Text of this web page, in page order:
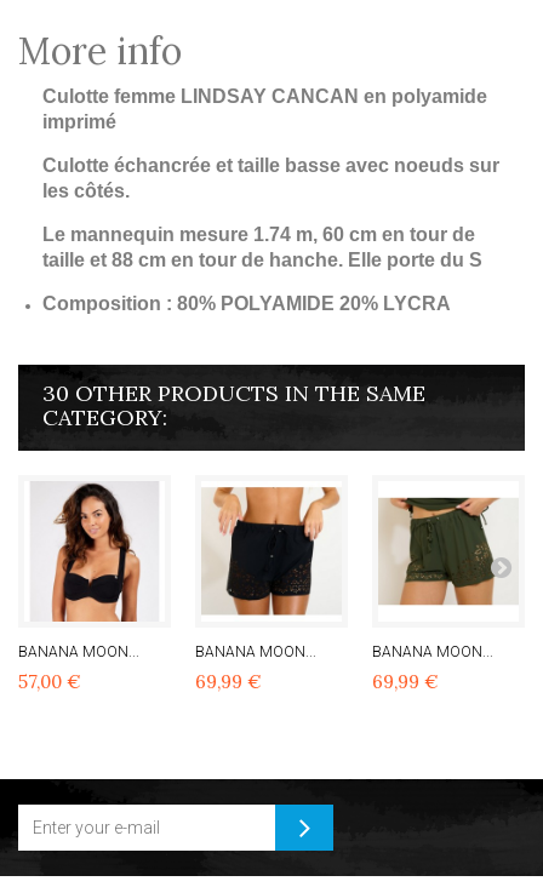
More info
Culotte femme LINDSAY CANCAN en polyamide
imprimé
Culotte échancrée et taille basse avec noeuds sur
les côtés.
Le mannequin mesure 1.74 m, 60 cm en tour de
taille et 88 cm en tour de hanche. Elle porte du S
Composition : 80% POLYAMIDE 20% LYCRA
30 OTHER PRODUCTS IN THE SAME
CATEGORY:
BANANA MOON...
57,00 €
BANANA MOON...
69,99 €
BANANA MOON...
69,99 €